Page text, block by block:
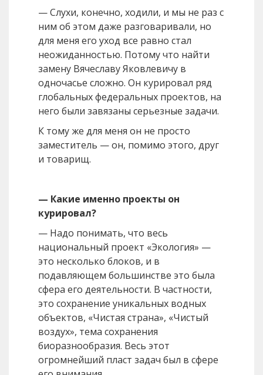
— Слухи, конечно, ходили, и мы не раз с
ним об этом даже разговаривали, но
для меня его уход все равно стал
неожиданностью. Потому что найти
замену Вячеславу Яковлевичу в
одночасье сложно. Он курировал ряд
глобальных федеральных проектов, на
него были завязаны серьезные задачи.
К тому же для меня он не просто
заместитель — он, помимо этого, друг
и товарищ.
— Какие именно проекты он
курировал?
— Надо понимать, что весь
национальный проект «Экология» —
это несколько блоков, и в
подавляющем большинстве это была
сфера его деятельности. В частности,
это сохранение уникальных водных
объектов, «Чистая страна», «Чистый
воздух», тема сохранения
биоразнообразия. Весь этот
огромнейший пласт задач был в сфере